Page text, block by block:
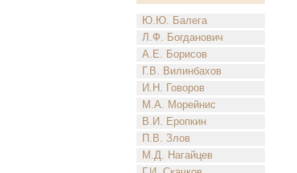
Ю.Ю. Балега
Л.Ф. Богданович
А.Е. Борисов
Г.В. Вилинбахов
И.Н. Говоров
М.А. Морейнис
В.И. Еропкин
П.В. Злов
М.Д. Нагайцев